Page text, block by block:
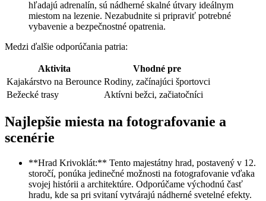
hľadajú adrenalín, sú nádherné skalné útvary ideálnym
miestom na lezenie. Nezabudnite si pripraviť potrebné
vybavenie a bezpečnostné opatrenia.
Medzi ďalšie odporúčania patria:
Aktivita
Vhodné pre
Kajakárstvo na Berounce Rodiny, začínajúci športovci
Bežecké trasy
Aktívni bežci, začiatočníci
Najlepšie miesta na fotografovanie a
scenérie
**Hrad Krivoklát:** Tento majestátny hrad, postavený v 12.
storočí, ponúka jedinečné možnosti na fotografovanie vďaka
svojej histórii a architektúre. Odporúčame východnú časť
hradu, kde sa pri svitaní vytvárajú nádherné svetelné efekty.